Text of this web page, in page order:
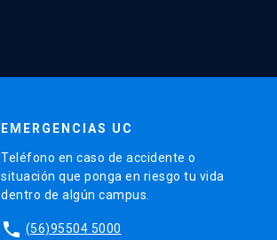
EMERGENCIAS UC
Teléfono en caso de accidente o
situación que ponga en riesgo tu vida
dentro de algún campus.
phone (56)95504 5000